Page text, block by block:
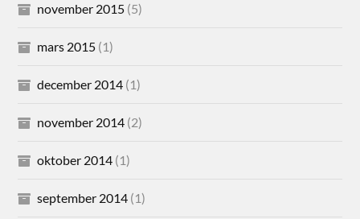
november 2015 (5)
mars 2015 (1)
december 2014 (1)
november 2014 (2)
oktober 2014 (1)
september 2014 (1)